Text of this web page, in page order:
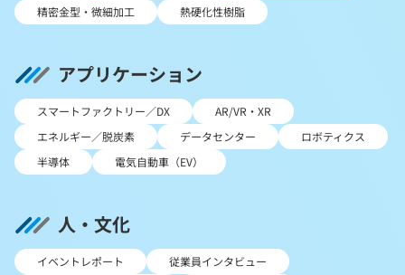
精密金型・微細加工
熱硬化性樹脂
アプリケーション
スマートファクトリー／DX
AR/VR・XR
エネルギー／脱炭素
データセンター
ロボティクス
半導体
電気自動車（EV）
人・文化
イベントレポート
従業員インタビュー